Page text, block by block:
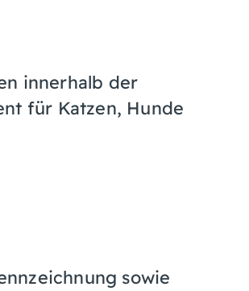
innerhalb der
für Katzen, Hunde
sowie